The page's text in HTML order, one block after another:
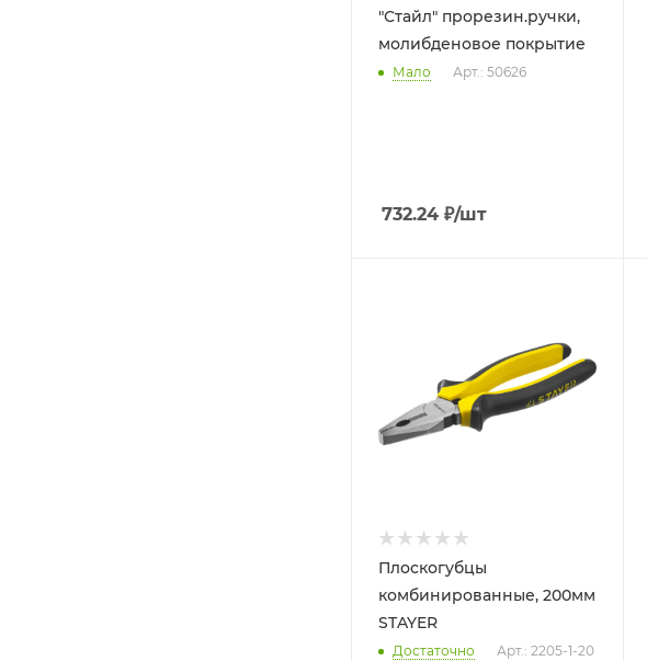
"Стайл" прорезин.ручки,
молибденовое покрытие
Мало Арт.: 50626
732.24 ₽/шт
Плоскогубцы
комбинированные, 200мм
STAYER
Достаточно Арт.: 2205-1-20